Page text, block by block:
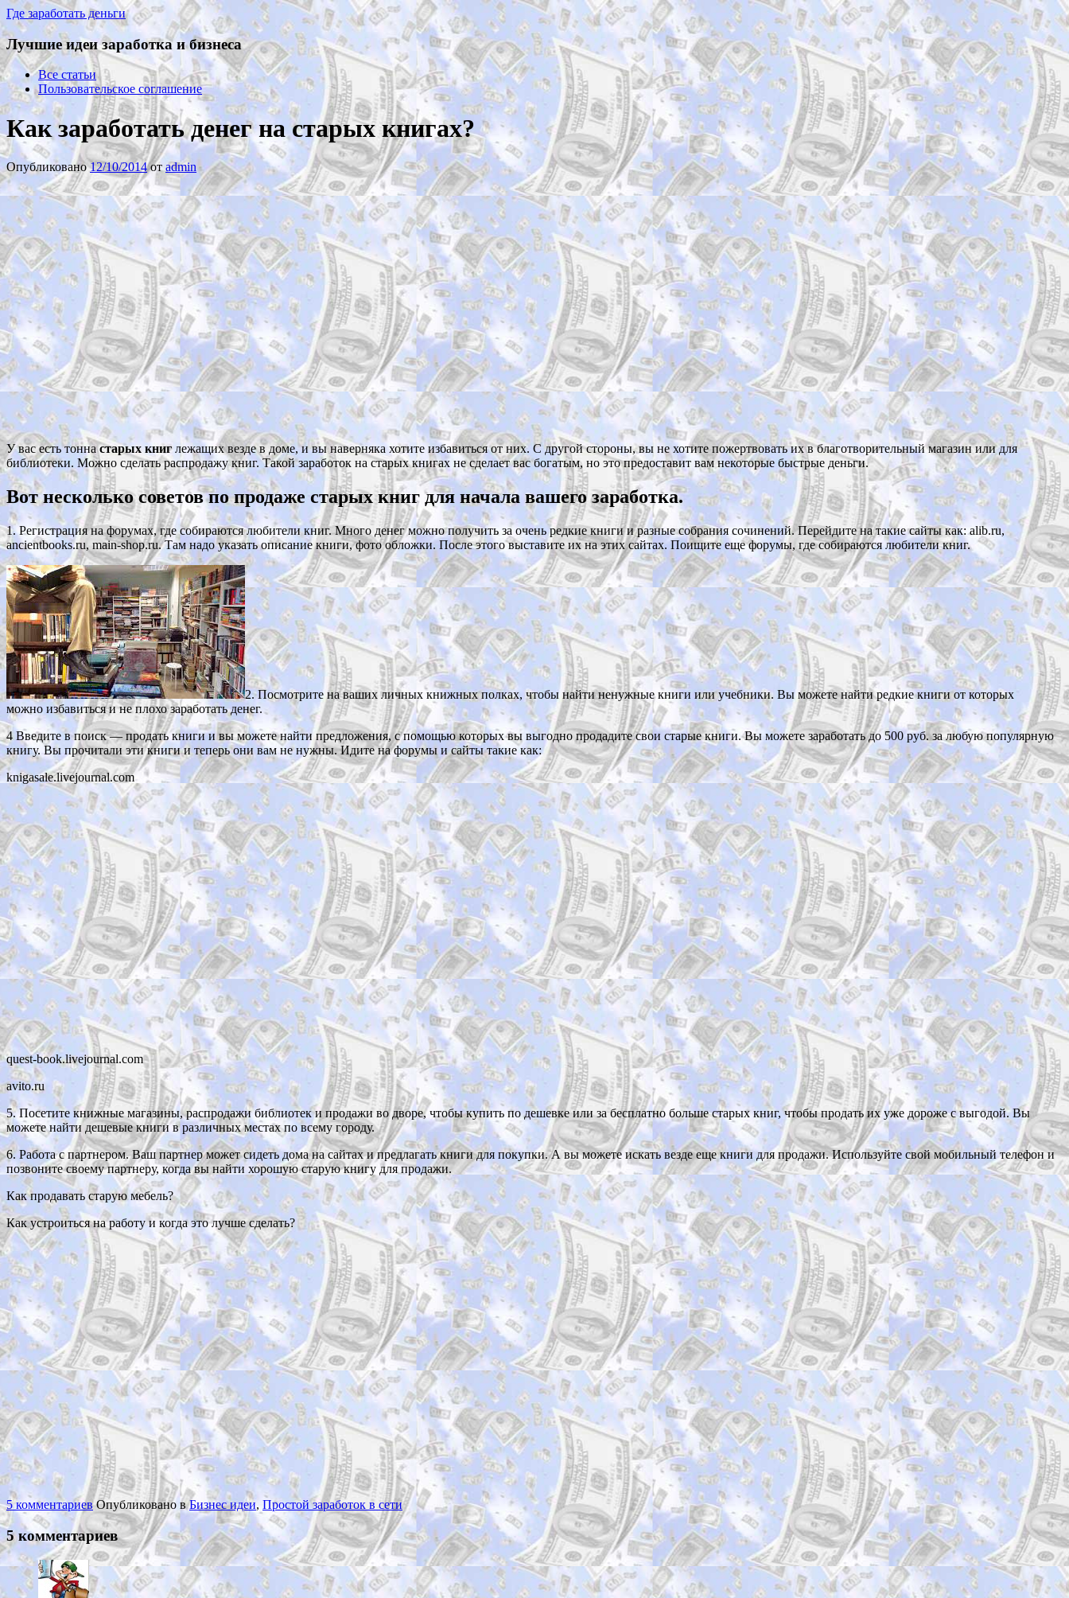
Где заработать деньги
Лучшие идеи заработка и бизнеса
Все статьи
Пользовательское соглашение
Как заработать денег на старых книгах?
Опубликовано12/10/2014 от admin
У вас есть тоннастарых книглежащих везде в доме, и вы наверняка хотите избавиться от них. С другой стороны, вы не хотите пожертвовать их в благотворительный магазин или для
библиотеки. Можно сделать распродажу книг. Такой заработок на старых книгах не сделает вас богатым, но это предоставит вам некоторые быстрые деньги.
Вот несколько советов по продаже старых книг для начала вашего заработка.
1. Регистрация на форумах, где собираются любители книг. Много денег можно получить за очень редкие книги и разные собрания сочинений. Перейдите на такие сайты как: alib.ru,
ancientbooks.ru, main-shop.ru. Там надо указать описание книги, фото обложки. После этого выставите их на этих сайтах. Поищите еще форумы, где собираются любители книг.
2. Посмотрите на ваших личных книжных полках, чтобы найти ненужные книги или учебники. Вы можете найти редкие книги от которых
можно избавиться и не плохо заработать денег.
4 Введите в поиск — продать книги и вы можете найти предложения, с помощью которых вы выгодно продадите свои старые книги. Вы можете заработать до 500 руб. за любую популярную
книгу. Вы прочитали эти книги и теперь они вам не нужны.Идите на форумы и сайты такие как:
knigasale.livejournal.com
quest-book.livejournal.com
avito.ru
5. Посетите книжные магазины, распродажи библиотек и продажи во дворе, чтобы купить по дешевке или за бесплатно больше старых книг, чтобы продать их уже дороже с выгодой. Вы
можете найти дешевые книги в различных местах по всему городу.
6. Работа с партнером. Ваш партнер может сидеть дома на сайтах и предлагать книги для покупки. А вы можете искать везде еще книги для продажи. Используйте свой мобильный телефон и
позвоните своему партнеру, когда вы найти хорошую старую книгу для продажи.
Как продавать старую мебель?
Как устроиться на работу и когда это лучше сделать?
5 комментариев Опубликовано вБизнес идеи, Простой заработок в сети
5 комментариев